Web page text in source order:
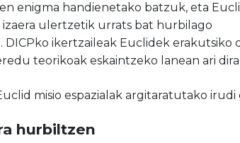
enigma handienetako batzuk, eta
izaera ulertzetik urrats bat hurbilago
DICPko ikertzaileak Euclidek
teorikoak eskaintzeko lanean ari dira
misio espazialak argitaratutako irudi
hurbiltzen